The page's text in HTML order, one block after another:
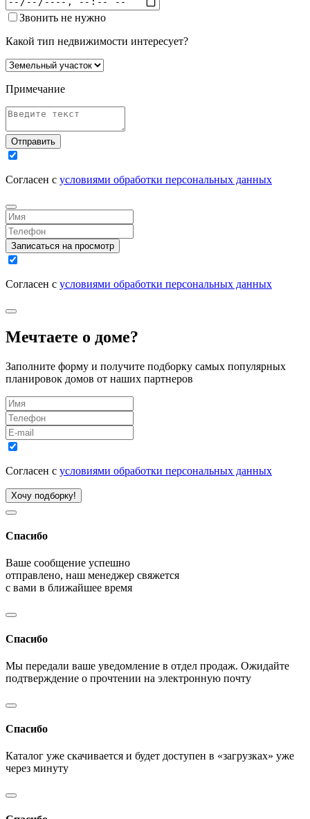
Звонить не нужно
Какой тип недвижимости интересует?
Примечание
Отправить
Согласен с условиями обработки персональных данных
Записаться на просмотр
Согласен с условиями обработки персональных данных
Мечтаете о доме?
Заполните форму и получите подборку самых популярных
планировок домов от наших партнеров
Согласен с условиями обработки персональных данных
Хочу подборку!
Спасибо
Ваше сообщение успешно
отправлено, наш менеджер свяжется
с вами в ближайшее время
Спасибо
Мы передали ваше уведомление в отдел продаж. Ожидайте
подтверждение о прочтении на электронную почту
Спасибо
Каталог уже скачивается и будет доступен в «загрузках» уже
через минуту